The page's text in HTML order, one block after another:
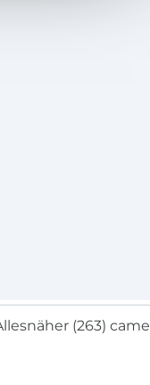
(263) camel